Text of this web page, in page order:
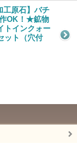
工原石】バチ
OK！★鉱物
トインクォー
ット（穴付